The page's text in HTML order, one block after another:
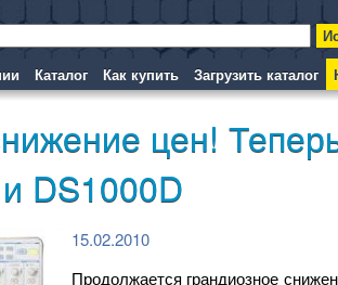
Каталог Как купить Загрузить каталог
цен!
DS1000D
15.02.2010
Продолжается грандиозное